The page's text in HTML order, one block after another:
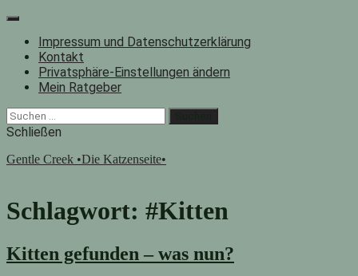
Zum
springenImpressum und Datenschutzerklärung
Kontakt
Privatsphäre-Einstellungen ändern
Mein Ratgeber
Facebook
Instagram
"Suche"-
Button
Suchen
nach:
Schließen
Gentle Creek •Die Katzenseite•
Schlagwort: #Kitten
Kitten gefunden – was nun?